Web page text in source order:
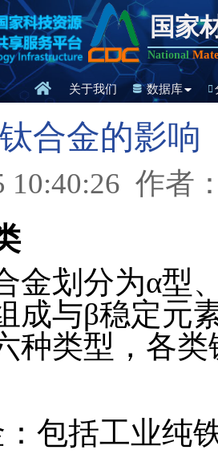
国家
National
关于我们 数据库
合金的影响
10:40:26 作者
金划分为α型
成与β稳定元
种类型，各
包括工业纯